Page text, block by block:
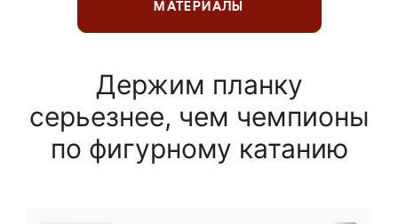
МАТЕРИАЛЫ
Держим планку
серьезнее, чем чемпионы
по фигурному катанию